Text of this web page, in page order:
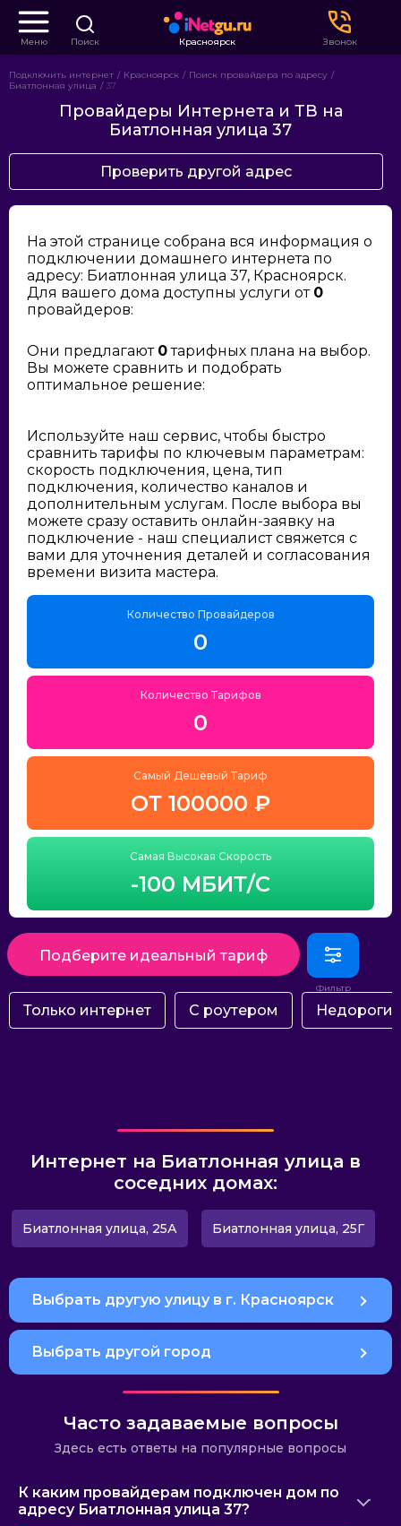
Меню Поиск Красноярск Звонок
Подключить интернет Красноярск
Поиск провайдера по адресу
Биатлонная улица
37
Провайдеры Интернета и ТВ на
Биатлонная улица 37
Проверить другой адрес
На этой странице собрана вся информация о
подключении домашнего интернета по
адресу: Биатлонная улица 37, Красноярск.
Для вашего дома доступны услуги от 0
провайдеров:
Они предлагают 0тарифных плана на выбор.
Вы можете сравнить и подобрать
оптимальное решение:
Используйте наш сервис, чтобы быстро
сравнить тарифы по ключевым параметрам:
скорость подключения, цена, тип
подключения, количество каналов и
дополнительным услугам. После выбора вы
можете сразу оставить онлайн-заявку на
подключение - наш специалист свяжется с
вами для уточнения деталей и согласования
времени визита мастера.
Количество Провайдеров
0
Количество Тарифов
0
Самый Дешёвый Тариф
ОТ 100000 ₽
Самая Высокая Скорость
-100 МБИТ/С
Подберите идеальный тариф
Только интернет С роутером Недорогие
Интернет на Биатлонная улица в
соседних домах:
Биатлонная улица, 25А Биатлонная улица, 25Г
Выбрать другую улицу в г. Красноярск
Выбрать другой город
Часто задаваемые вопросы
Здесь есть ответы на популярные вопросы
К каким провайдерам подключен дом по
адресу Биатлонная улица 37?